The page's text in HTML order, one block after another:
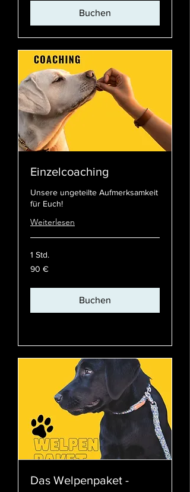
Buchen
Einzelcoaching
Unsere ungeteilte Aufmerksamkeit
für Euch!
Weiterlesen
1 Std.
90
Euro
90 €
Buchen
Das Welpenpaket -